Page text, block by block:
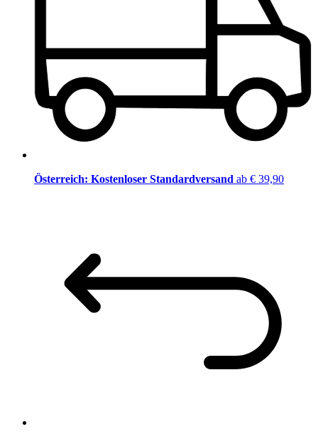
Österreich: Kostenloser Standardversand ab € 39,90